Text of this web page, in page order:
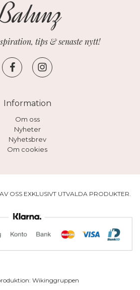
tips & senaste nytt!
Information
Om oss
Nyheter
Nyhetsbrev
Om cookies
OSS EXKLUSIVT UTVALDA PRODUKTER.
Wikinggruppen